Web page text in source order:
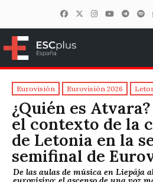
ESCplus España
Eurovisión Eurovisión 2026
¿Quién es
el contexto de la
de Letonia en la
semifinal de
De las aulas de música en Liepāja